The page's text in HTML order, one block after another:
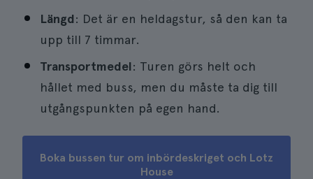
Längd: Det är en heldagstur, så den kan ta
upp till 7 timmar.
Transportmedel: Turen görs helt och
hållet med buss, men du måste ta dig till
utgångspunkten på egen hand.
Boka bussen tur om inbördeskriget och Lotz
House